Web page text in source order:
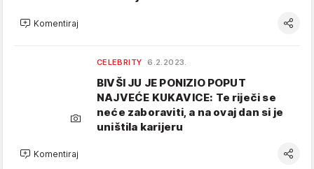
Komentiraj
CELEBRITY 6.2.2023.
BIVŠI JU JE PONIZIO POPUT
NAJVEĆE KUKAVICE: Te riječi se
neće zaboraviti, a na ovaj dan si je
uništila karijeru
Komentiraj